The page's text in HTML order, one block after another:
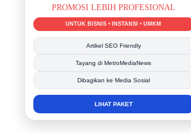
BERSAMA METROMEDIANEWS.CO
MEDIA INFORMASI TERPERCAYA
Publikasi Kegiatan
Berita Promosi
Tingkatkan Branding Anda
INFO SELENGKAPNYA